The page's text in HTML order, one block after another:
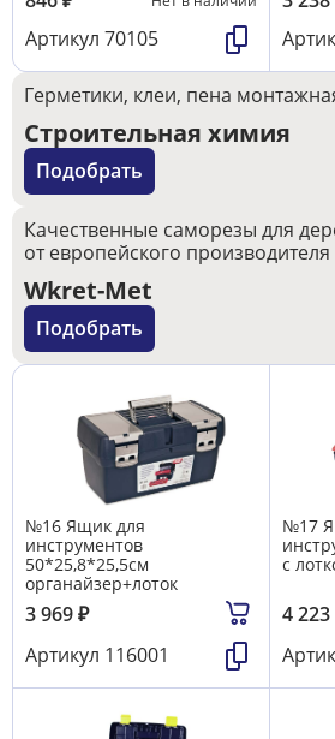
Артикул 70105
Герметики, клеи, пена
Строительная химия
Подобрать
Качественные саморезы для
от европейского производителя
Wkret-Met
Подобрать
№16 Ящик для
инструментов
50*25,8*25,5см
органайзер+лоток
3 969₽
Артикул 116001
№17
с
4 223